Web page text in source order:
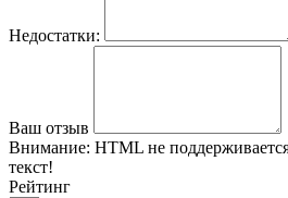
Недостатки:
Ваш отзыв
Внимание: HTML не
текст!
Рейтинг